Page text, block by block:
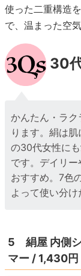
使った二重構造
で、温まった空
30
かんたん・ラ
ります。絹は
の30代女性に
です。デイリ
おすすめ。7色
よって使い分け
5 絹屋 内側シ
マー / 1,430円